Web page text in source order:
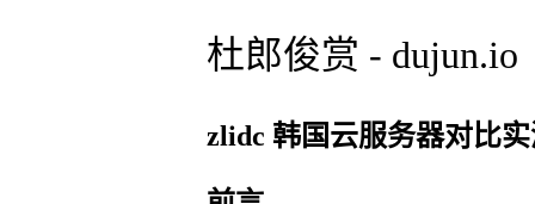
杜郎俊赏 - dujun.io
zlidc 韩国云服务器对比